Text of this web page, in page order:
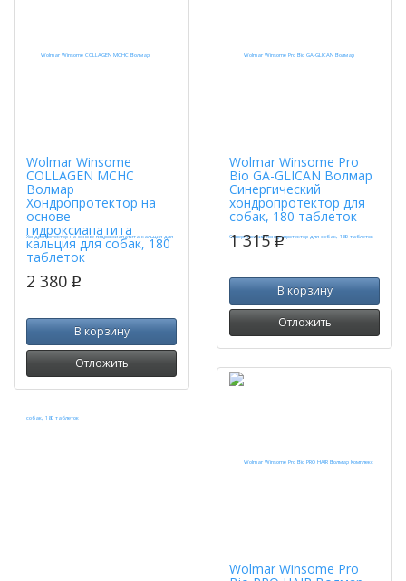
Wolmar Winsome
COLLAGEN MCHC
Волмар
Хондропротектор на
основе
гидроксиапатита
кальция для собак, 180
таблеток
2 380 p
В корзину
Отложить
Wolmar Winsome Pro
Bio GA-GLICAN Волмар
Синергический
хондропротектор для
собак, 180 таблеток
1 315p
В корзину
Отложить
Wolmar Winsome Pro